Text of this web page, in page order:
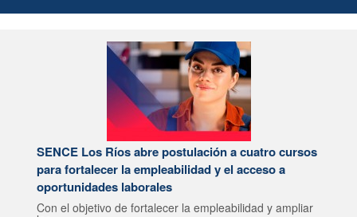
SENCE Los Ríos abre postulación a cuatro cursos
para fortalecer la empleabilidad y el acceso a
oportunidades laborales
Con el objetivo de fortalecer la empleabilidad y ampliar